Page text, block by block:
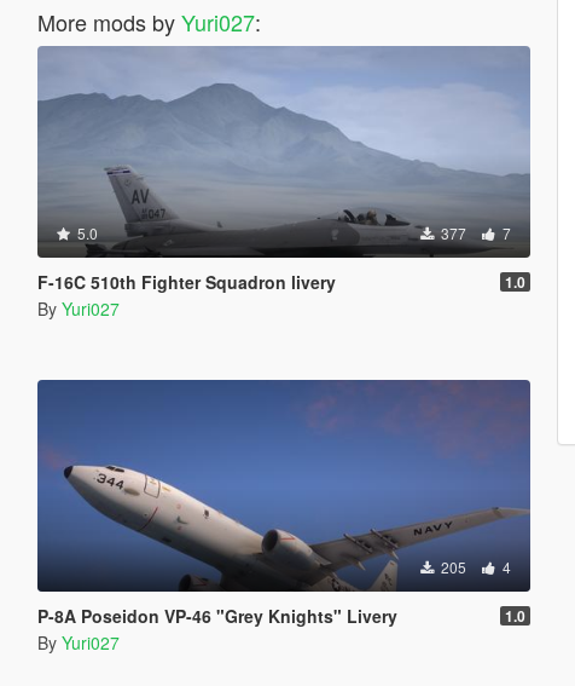
More mods byYuri027:
5.0 377 7
F-16C 510th Fighter Squadron livery 1.0
By Yuri027
205 4
P-8A Poseidon VP-46 "Grey Knights" Livery 1.0
By Yuri027